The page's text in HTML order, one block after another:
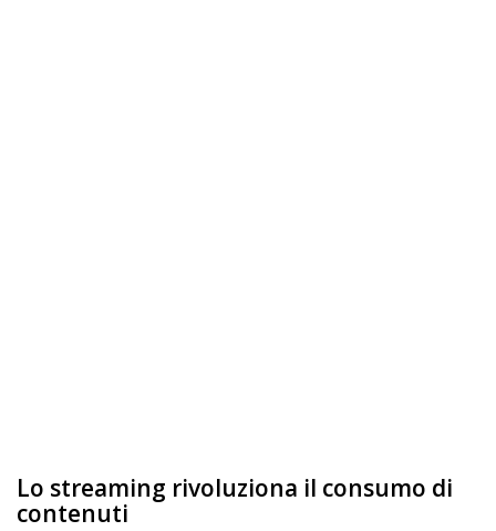
Lo streaming rivoluziona il consumo di
contenuti